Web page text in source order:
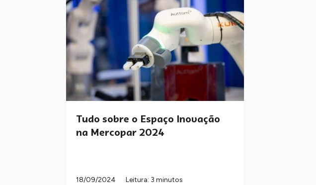
Tudo sobre o Espaço Inovação
na Mercopar 2024
18/09/2024
Leitura: 3 minutos